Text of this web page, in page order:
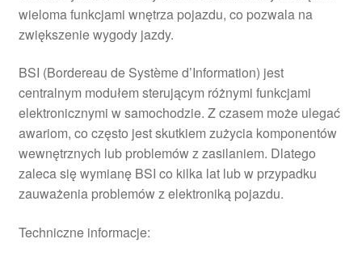
wieloma funkcjami wnętrza pojazdu, co pozwala na
zwiększenie wygody jazdy.
BSI (Bordereau de Système d’Information) jest
centralnym modułem sterującym różnymi funkcjami
elektronicznymi w samochodzie. Z czasem może ulegać
awariom, co często jest skutkiem zużycia komponentów
wewnętrznych lub problemów z zasilaniem. Dlatego
zaleca się wymianę BSI co kilka lat lub w przypadku
zauważenia problemów z elektroniką pojazdu.
Techniczne informacje: